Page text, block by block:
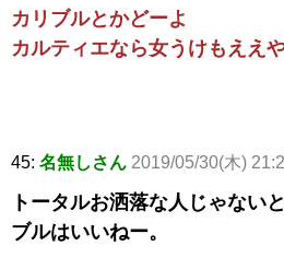
カリブルとかどーよ
カルティエなら女うけもええ
45: 名無しさん 2019/05/30(木)
トータルお洒落な人じゃない
ブルはいいねー。